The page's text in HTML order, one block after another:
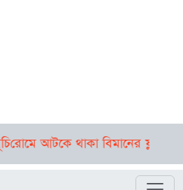
থাকা বিমানের ফ্লাইট ঢাকায়